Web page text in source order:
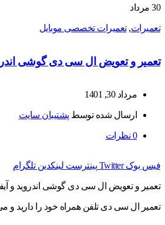
30 مرداد
تعمیرات,تعمیرات تخصصی موبایل
تعمیر و تعویض ال سی دی گوشی
مرداد 30, 1401
ارسال شده توسط پشتیبان سایت
0 نظرات
فیس بوک Twitter پینترست لینکدین تلگرام
تعمیر و تعویض ال سی دی گوشی اندروید و
تعمیر ال سی دی تلفن همراه خود را دارید و